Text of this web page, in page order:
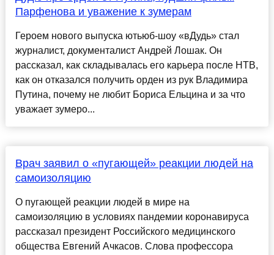
Парфенова и уважение к зумерам
Героем нового выпуска ютьюб-шоу «вДудь» стал
журналист, документалист Андрей Лошак. Он
рассказал, как складывалась его карьера после НТВ,
как он отказался получить орден из рук Владимира
Путина, почему не любит Бориса Ельцина и за что
уважает зумеро...
Врач заявил о «пугающей» реакции людей на
самоизоляцию
О пугающей реакции людей в мире на
самоизоляцию в условиях пандемии коронавируса
рассказал президент Российского медицинского
общества Евгений Ачкасов. Слова профессора